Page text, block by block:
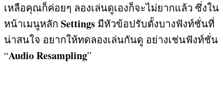
เหลือคุณก็ค่อยๆ ลองเล่นดูเองก็จะไม่ยากแล้ว ซึ่งใน
หน้าเมนูหลัก Settings มีหัวข้อปรับตั้งบางฟังท์ชั่นที่
น่าสนใจ อยากให้ทดลองเล่นกันดู อย่างเช่นฟังท์ชั่น
“Audio Resampling”